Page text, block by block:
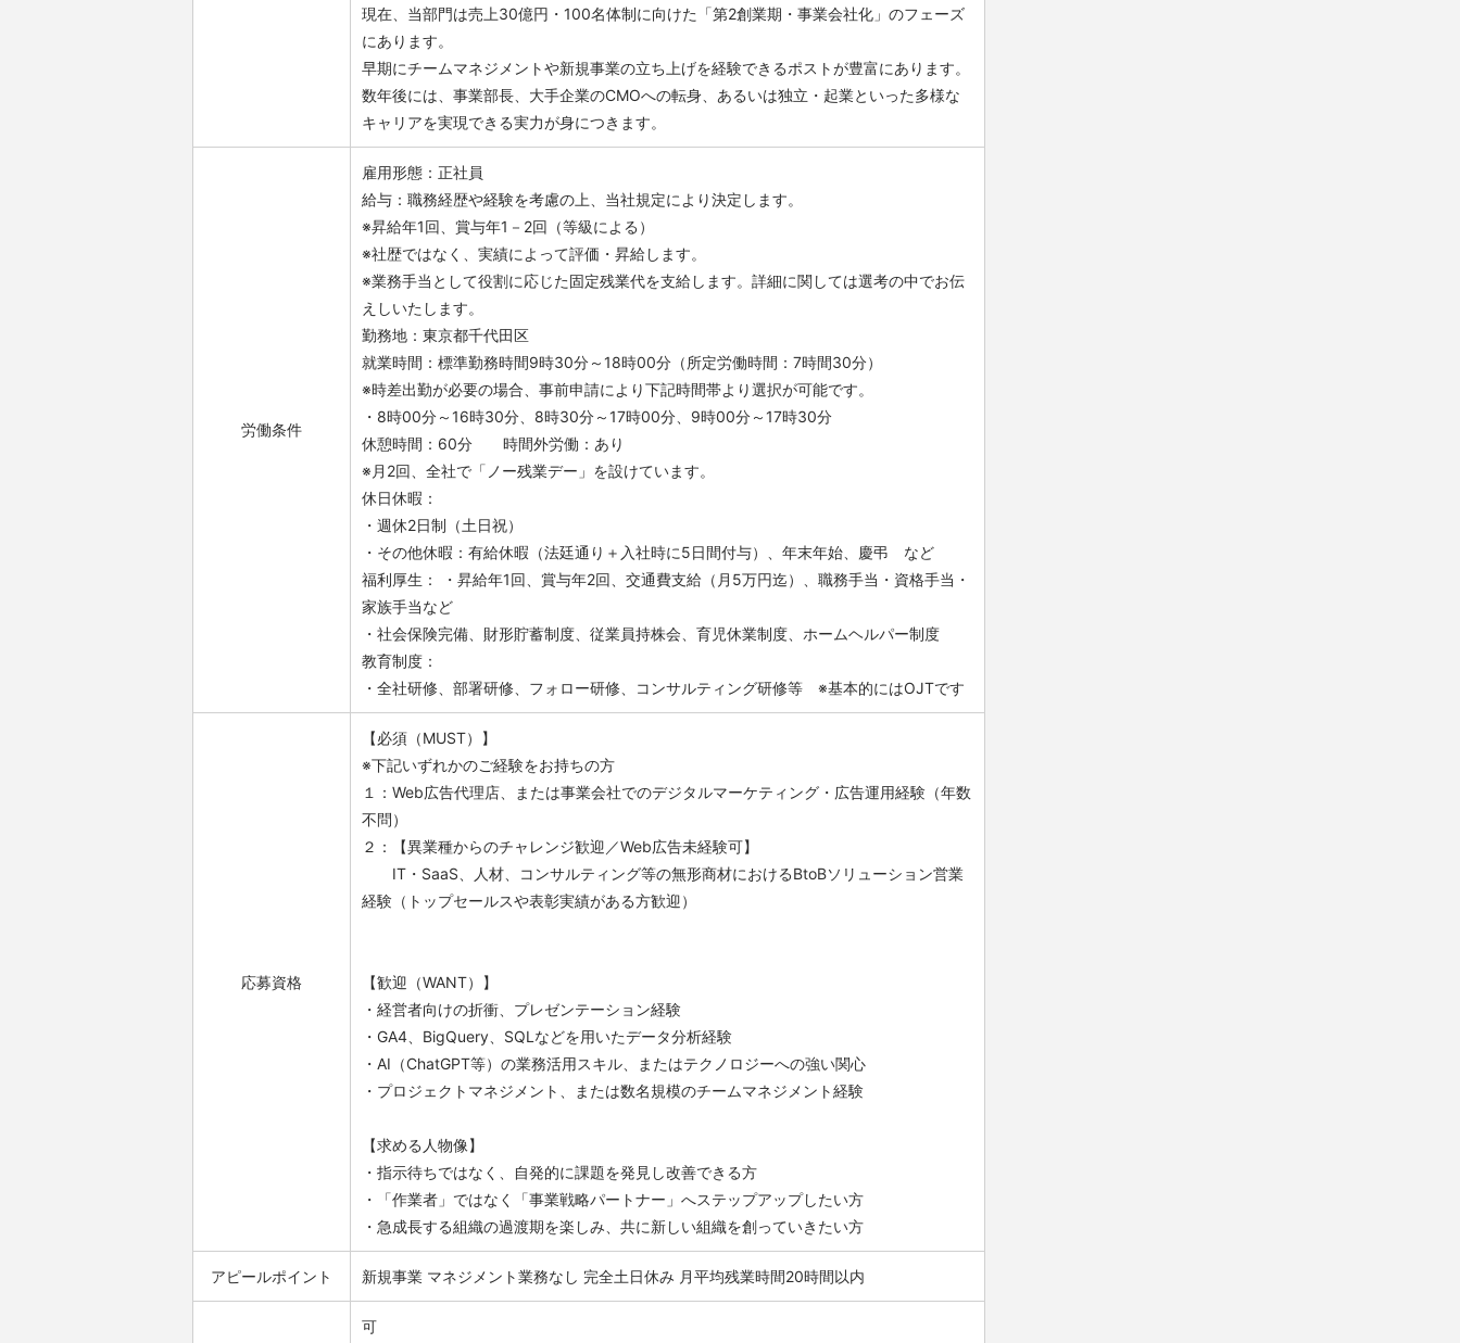
現在、当部門は売上30億円・100名体制に向けた「第2創業期・事業会社化」のフェーズ
にあります。
早期にチームマネジメントや新規事業の立ち上げを経験できるポストが豊富にあります。
数年後には、事業部長、大手企業のCMOへの転身、あるいは独立・起業といった多様な
キャリアを実現できる実力が身につきます。
労働条件
雇用形態：正社員
給与：職務経歴や経験を考慮の上、当社規定により決定します。
※昇給年1回、賞与年1－2回（等級による）
※社歴ではなく、実績によって評価・昇給します。
※業務手当として役割に応じた固定残業代を支給します。詳細に関しては選考の中でお伝
えしいたします。
勤務地：東京都千代田区
就業時間：標準勤務時間9時30分～18時00分（所定労働時間：7時間30分）
※時差出勤が必要の場合、事前申請により下記時間帯より選択が可能です。
・8時00分～16時30分、8時30分～17時00分、9時00分～17時30分
休憩時間：60分 時間外労働：あり
※月2回、全社で「ノー残業デー」を設けています。
休日休暇：
・週休2日制（土日祝）
・その他休暇：有給休暇（法廷通り＋入社時に5日間付与）、年末年始、慶弔 など
福利厚生： ・昇給年1回、賞与年2回、交通費支給（月5万円迄）、職務手当・資格手当・
家族手当など
・社会保険完備、財形貯蓄制度、従業員持株会、育児休業制度、ホームヘルパー制度
教育制度：
・全社研修、部署研修、フォロー研修、コンサルティング研修等 ※基本的にはOJTです
応募資格
【必須（MUST）】
※下記いずれかのご経験をお持ちの方
１：Web広告代理店、または事業会社でのデジタルマーケティング・広告運用経験（年数
不問）
２：【異業種からのチャレンジ歓迎／Web広告未経験可】
IT・SaaS、人材、コンサルティング等の無形商材におけるBtoBソリューション営業
経験（トップセールスや表彰実績がある方歓迎）
【歓迎（WANT）】
・経営者向けの折衝、プレゼンテーション経験
・GA4、BigQuery、SQLなどを用いたデータ分析経験
・AI（ChatGPT等）の業務活用スキル、またはテクノロジーへの強い関心
・プロジェクトマネジメント、または数名規模のチームマネジメント経験
【求める人物像】
・指示待ちではなく、自発的に課題を発見し改善できる方
・「作業者」ではなく「事業戦略パートナー」へステップアップしたい方
・急成長する組織の過渡期を楽しみ、共に新しい組織を創っていきたい方
アピールポイント 新規事業 マネジメント業務なし 完全土日休み 月平均残業時間20時間以内
可